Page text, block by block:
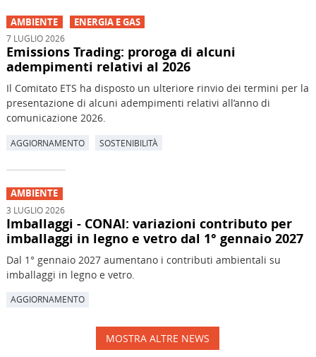
AMBIENTE ENERGIA E GAS
7 LUGLIO 2026
Emissions Trading: proroga di alcuni
adempimenti relativi al 2026
Il Comitato ETS ha disposto un ulteriore rinvio dei termini per la
presentazione di alcuni adempimenti relativi all’anno di
comunicazione 2026.
AGGIORNAMENTO SOSTENIBILITÀ
AMBIENTE
3 LUGLIO 2026
Imballaggi - CONAI: variazioni contributo per
imballaggi in legno e vetro dal 1° gennaio 2027
Dal 1° gennaio 2027 aumentano i contributi ambientali su
imballaggi in legno e vetro.
AGGIORNAMENTO
MOSTRA ALTRE NEWS